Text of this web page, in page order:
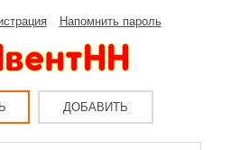
Напомнить пароль
ДОБАВИТЬ